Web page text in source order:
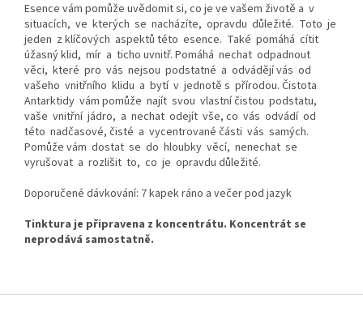
Esence vám pomůže uvědomit si, co je ve vašem životě a v
situacích, ve kterých se nacházíte, opravdu důležité. Toto je
jeden z klíčových aspektů této esence. Také pomáhá cítit
úžasný klid, mír a ticho uvnitř. Pomáhá nechat odpadnout
věci, které pro vás nejsou podstatné a odvádějí vás od
vašeho vnitřního klidu a bytí v jednotě s přírodou. Čistota
Antarktidy vám pomůže najít svou vlastní čistou podstatu,
vaše vnitřní jádro, a nechat odejít vše, co vás odvádí od
této nadčasové, čisté a vycentrované části vás samých.
Pomůže vám dostat se do hloubky věcí, nenechat se
vyrušovat a rozlišit to, co je opravdu důležité.
Doporučené dávkování: 7 kapek ráno a večer pod jazyk
Tinktura je připravena z koncentrátu. Koncentrát se
neprodává samostatně.